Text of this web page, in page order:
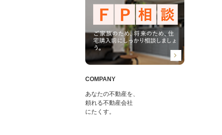
COMPANY
あなたの不動産を、
頼れる不動産会社
にたくす。